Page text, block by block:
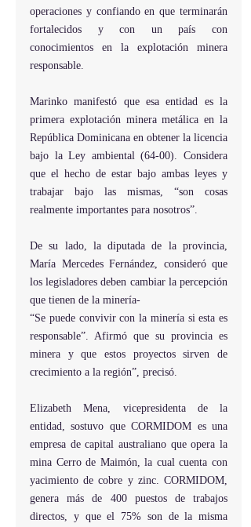
operaciones y confiando en que terminarán
fortalecidos y con un país con
conocimientos en la explotación minera
responsable.
Marinko manifestó que esa entidad es la
primera explotación minera metálica en la
República Dominicana en obtener la licencia
bajo la Ley ambiental (64-00). Considera
que el hecho de estar bajo ambas leyes y
trabajar bajo las mismas, “son cosas
realmente importantes para nosotros”.
De su lado, la diputada de la provincia,
María Mercedes Fernández, consideró que
los legisladores deben cambiar la percepción
que tienen de la minería-
“Se puede convivir con la minería si esta es
responsable”. Afirmó que su provincia es
minera y que estos proyectos sirven de
crecimiento a la región”, precisó.
Elizabeth Mena, vicepresidenta de la
entidad, sostuvo que CORMIDOM es una
empresa de capital australiano que opera la
mina Cerro de Maimón, la cual cuenta con
yacimiento de cobre y zinc. CORMIDOM,
genera más de 400 puestos de trabajos
directos, y que el 75% son de la misma